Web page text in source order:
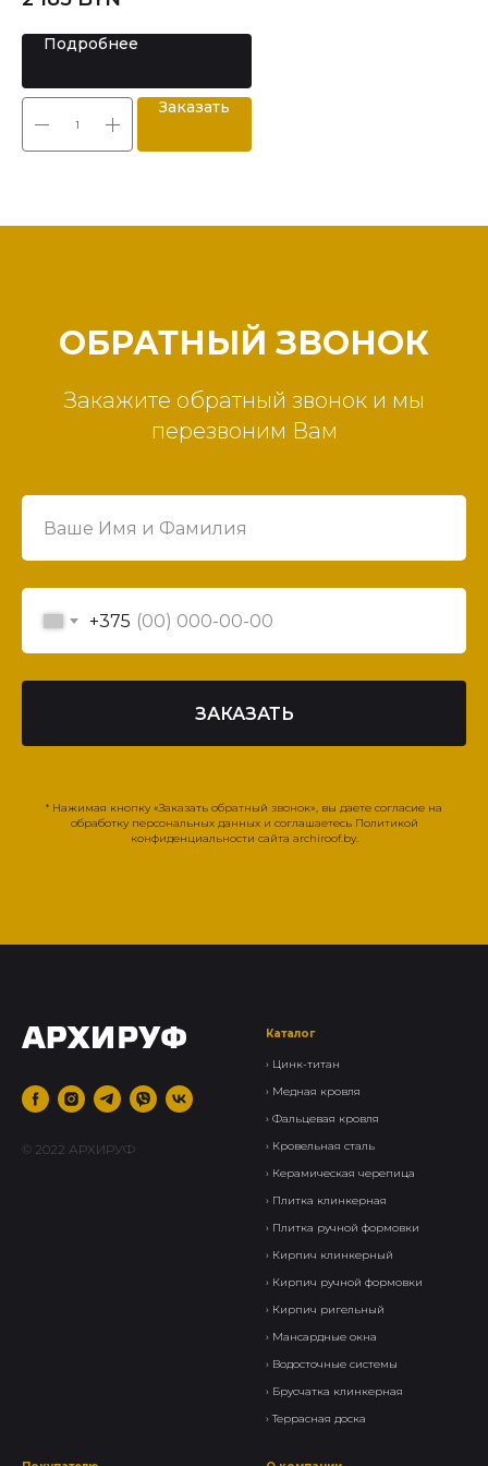
Подробнее
Заказать
ОБРАТНЫЙ ЗВОНОК
Закажите обратный звонок и мы
перезвоним Вам
+375
ЗАКАЗАТЬ
* Нажимая кнопку «Заказать обратный звонок», вы даете согласие на
обработку персональных данных и соглашаетесь Политикой
конфиденциальности сайта archiroof.by.
© 2022 АРХИРУФ
Каталог
› Цинк-титан
› Медная кровля
› Фальцевая кровля
› Кровельная сталь
› Керамическая черепица
› Плитка клинкерная
› Плитка ручной формовки
› Кирпич клинкерный
› Кирпич ручной формовки
› Кирпич ригельный
› Мансардные окна
› Водосточные системы
› Брусчатка клинкерная
›Террасная доска